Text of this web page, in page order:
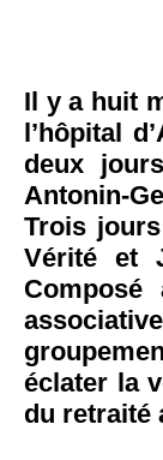
Il y a huit
l’hôpital
deux
Antonin-
Trois
Vérité et
Composé
éclater la
du retraité